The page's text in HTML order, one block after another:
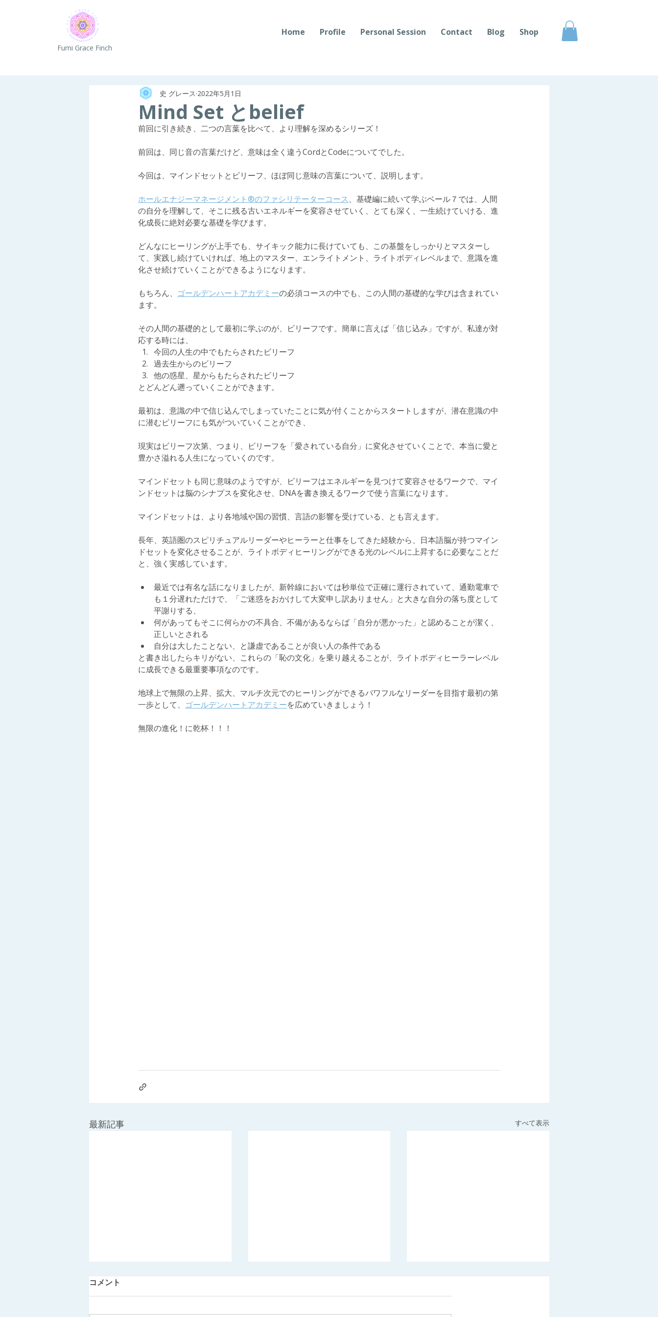
Fumi Grace Finch
Home Profile Personal Session Contact Blog Shop
Mind Set とbelief
史 グレース 2022年5月1日
前回に引き続き、二つの言葉を比べて、より理解を深めるシリーズ！
前回は、同じ音の言葉だけど、意味は全く違うCordとCodeについてでした。
今回は、マインドセットとビリーフ、ほぼ同じ意味の言葉について、説明します。
ホールエナジーマネージメント®️のファシリテーターコース、基礎編に続いて学ぶベール７では、人間
の自分を理解して、そこに残る古いエネルギーを変容させていく、とても深く、一生続けていける、進
化成長に絶対必要な基礎を学びます。
どんなにヒーリングが上手でも、サイキック能力に長けていても、この基盤をしっかりとマスターし
て、実践し続けていければ、地上のマスター、エンライトメント、ライトボディレベルまで、意識を進
化させ続けていくことができるようになります。
もちろん、 ゴールデンハートアカデミーの必須コースの中でも、この人間の基礎的な学びは含まれてい
ます。
その人間の基礎的として最初に学ぶのが、ビリーフです。簡単に言えば「信じ込み」ですが、私達が対
応する時には、
今回の人生の中でもたらされたビリーフ
過去生からのビリーフ
他の惑星、星からもたらされたビリーフ
とどんどん遡っていくことができます。
最初は、意識の中で信じ込んでしまっていたことに気が付くことからスタートしますが、潜在意識の中
に潜むビリーフにも気がついていくことができ、
現実はビリーフ次第、つまり、ビリーフを「愛されている自分」に変化させていくことで、本当に愛と
豊かさ溢れる人生になっていくのです。
マインドセットも同じ意味のようですが、ビリーフはエネルギーを見つけて変容させるワークで、マイ
ンドセットは脳のシナプスを変化させ、DNAを書き換えるワークで使う言葉になります。
マインドセットは、より各地域や国の習慣、言語の影響を受けている、とも言えます。
長年、英語圏のスピリチュアルリーダーやヒーラーと仕事をしてきた経験から、日本語脳が持つマイン
ドセットを変化させることが、ライトボディヒーリングができる光のレベルに上昇するに必要なことだ
と、強く実感しています。
最近では有名な話になりましたが、新幹線においては秒単位で正確に運行されていて、通勤電車で
も１分遅れただけで、「ご迷惑をおかけして大変申し訳ありません」と大きな自分の落ち度として
平謝りする、
何があってもそこに何らかの不具合、不備があるならば「自分が悪かった」と認めることが潔く、
正しいとされる
自分は大したことない、と謙虚であることが良い人の条件である
と書き出したらキリがない、これらの「恥の文化」を乗り越えることが、ライトボディヒーラーレベル
に成長できる最重要事項なのです。
地球上で無限の上昇、拡大、マルチ次元でのヒーリングができるパワフルなリーダーを目指す最初の第
一歩として、 ゴールデンハートアカデミーを広めていきましょう！
無限の進化！に乾杯！！！
最新記事 すべて表示
コメント